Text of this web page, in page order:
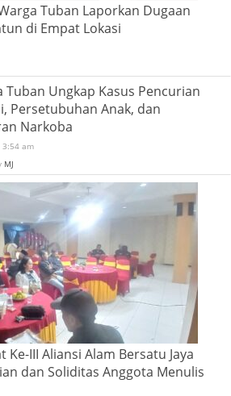
Tuban Laporkan Dugaan
di Empat Lokasi
Tuban Ungkap Kasus Pencurian
Persetubuhan Anak, dan
Narkoba
3:54 am
MJ
III Aliansi Alam Bersatu Jaya
dan Soliditas Anggota Menulis